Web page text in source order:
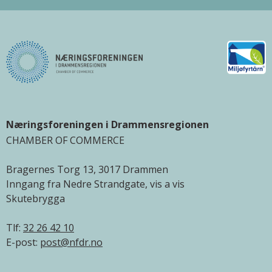
Næringsforeningen i Drammensregionen
CHAMBER OF COMMERCE
Bragernes Torg 13, 3017 Drammen
Inngang fra Nedre Strandgate, vis a vis
Skutebrygga
Tlf: 32 26 42 10
E-post: post@nfdr.no